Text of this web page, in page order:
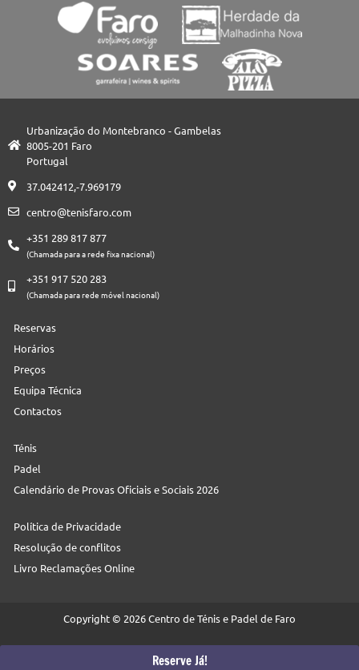
Reserve Já!
Urbanização do Montebranco - Gambelas
8005-201 Faro
Portugal
37.042412,-7.969179
centro@tenisfaro.com
+351 289 817 877
(Chamada para a rede fixa nacional)
+351 917 520 283
(Chamada para rede móvel nacional)
Reservas
Horários
Preços
Equipa Técnica
Contactos
Ténis
Padel
Calendário de Provas Oficiais e Sociais 2026
Política de Privacidade
Resolução de conflitos
Livro Reclamações Online
Copyright © 2026 Centro de Ténis e Padel de Faro
Web:Neteuro